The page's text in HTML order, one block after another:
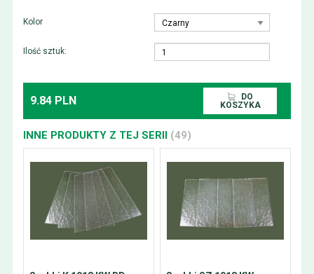
Kolor
Ilość sztuk:
9.84 PLN
DO
KOSZYKA
INNE PRODUKTY Z TEJ SERII (49)